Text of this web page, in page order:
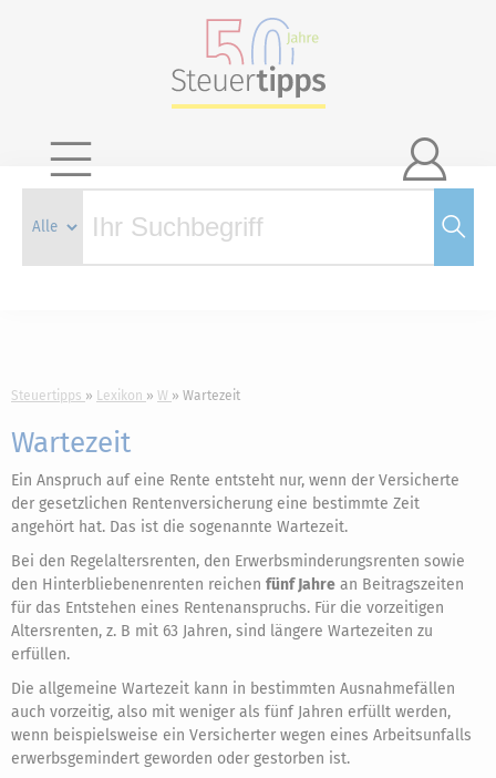

Steuertipps Lexikon W Wartezeit
Wartezeit
Ein Anspruch auf eine Rente entsteht nur, wenn der Versicherte
der gesetzlichen Rentenversicherung eine bestimmte Zeit
angehört hat. Das ist die sogenannte Wartezeit.
Bei den Regelaltersrenten, den Erwerbsminderungsrenten sowie
den Hinterbliebenenrenten reichen fünf Jahre an Beitragszeiten
für das Entstehen eines Rentenanspruchs. Für die vorzeitigen
Altersrenten, z. B mit 63 Jahren, sind längere Wartezeiten zu
erfüllen.
Die allgemeine Wartezeit kann in bestimmten Ausnahmefällen
auch vorzeitig, also mit weniger als fünf Jahren erfüllt werden,
wenn beispielsweise ein Versicherter wegen eines Arbeitsunfalls
erwerbsgemindert geworden oder gestorben ist.